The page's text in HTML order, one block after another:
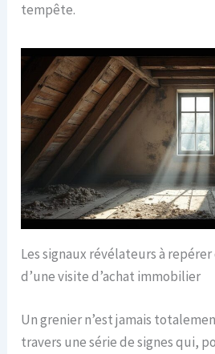
tempête.
Les signaux révélateurs à
d’une visite d’achat immobilier
Un grenier n’est jamais
travers une série de signes qui,